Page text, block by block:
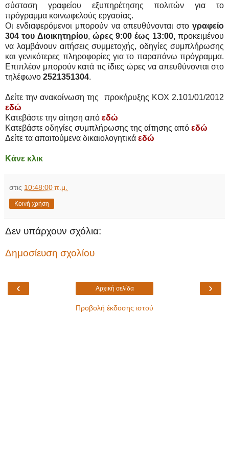
σύσταση γραφείου εξυπηρέτησης πολιτών για το
πρόγραμμα κοινωφελούς εργασίας.
Οι ενδιαφερόμενοι μπορούν να απευθύνονται στο γραφείο
304 του Διοικητηρίου, ώρες 9:00 έως 13:00,προκειμένου
να λαμβάνουν αιτήσεις συμμετοχής, οδηγίες συμπλήρωσης
και γενικότερες πληροφορίες για το παραπάνω πρόγραμμα.
Επιπλέον μπορούν κατά τις ίδιες ώρες να απευθύνονται στο
τηλέφωνο 2521351304.
Δείτε την ανακοίνωση της προκήρυξης ΚΟΧ 2.101/01/2012
εδώ
Κατεβάστε την αίτηση από εδώ
Κατεβάστε οδηγίες συμπλήρωσης της αίτησης από εδώ
Δείτε τα απαιτούμενα δικαιολογητικά εδώ
Κάνε κλικ
στις 10:48:00 π.μ.
Κοινή χρήση
Δεν υπάρχουν σχόλια:
Δημοσίευση σχολίου
‹ ›
Αρχική σελίδα
Προβολή έκδοσης ιστού